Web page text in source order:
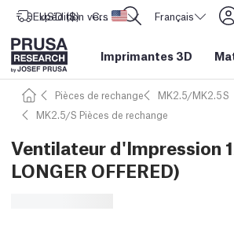
Expédition vers Etats-Unis
USD ($) CORE One L: Maintenant en stock ! Français
Imprimantes 3D
Pièces de rechange
MK2.5/MK2.5S
MK2.5/S Pièces de rechange
Ventilateur d'Impression
LONGER OFFERED)